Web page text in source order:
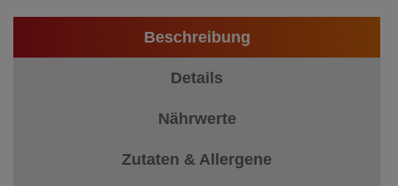
Beschreibung
Details
Nährwerte
Zutaten & Allergene